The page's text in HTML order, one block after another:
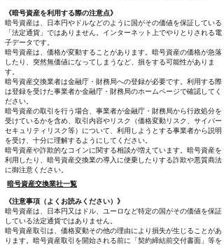
《暗号資産を利用する際の注意点》
暗号資産は、日本円やドルなどのように国がその価値を保証している
「法定通貨」ではありません。インターネット上でやりとりされる電
子データです。
暗号資産は、価格が変動することがあります。暗号資産の価格が急落
したり、突然無価値になってしまうなど、損をする可能性がありま
す。
暗号資産交換業者は金融庁・財務局への登録が必要です。利用する際
は登録を受けた事業者か金融庁・財務局のホームページで確認してく
ださい。
暗号資産の取引を行う場合、事業者が金融庁・財務局から行政処分を
受けているかを含め、取引内容やリスク（価格変動リスク、サイバー
セキュリティリスク等）について、利用しようとする事業者から説明
を受け、十分に理解するようにしてください。
暗号資産や詐欺的なコインに関する相談が増えています。暗号資産を
利用したり、暗号資産交換業の導入に便乗したりする詐欺や悪質商法
に御注意ください。
暗号資産交換業社一覧
《注意事項（よくお読みください）》
暗号資産は、日本円又はドル、ユーロなど特定の国がその価値を保証
している法定通貨ではありません。
暗号資産取引は、価格変動その他の理由により損失が生じることがあ
ります。暗号資産取引を開始される前に「契約締結前交付書面」等を